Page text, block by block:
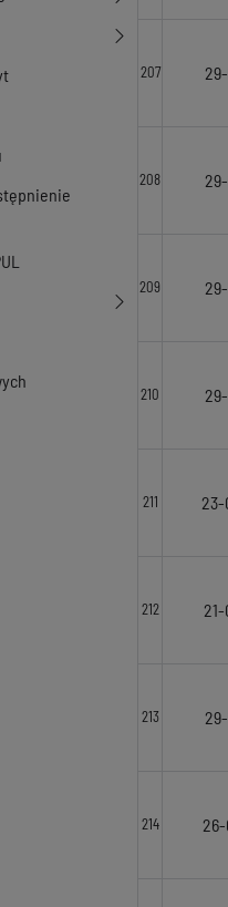
207
208
209
210
211
212
213
214